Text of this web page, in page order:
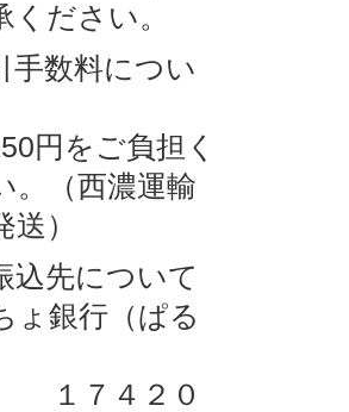
ください。
数料につい
円をご負担く
。（西濃運輸
送）
先について
ょ銀行（ぱる
１７４２０